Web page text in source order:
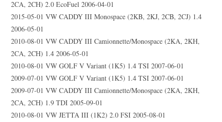
2CA, 2CH) 2.0 EcoFuel 2006-04-01
2015-05-01 VW CADDY III Monospace (2KB, 2KJ, 2CB, 2CJ) 1.4
2006-05-01
2010-08-01 VW CADDY III Camionnette/Monospace (2KA, 2KH,
2CA, 2CH) 1.4 2006-05-01
2010-08-01 VW GOLF V Variant (1K5) 1.4 TSI 2007-06-01
2009-07-01 VW GOLF V Variant (1K5) 1.4 TSI 2007-06-01
2009-07-01 VW CADDY III Camionnette/Monospace (2KA, 2KH,
2CA, 2CH) 1.9 TDI 2005-09-01
2010-08-01 VW JETTA III (1K2) 2.0 FSI 2005-08-01